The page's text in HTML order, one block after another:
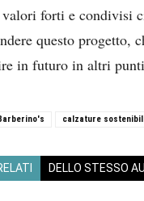
forti e condivisi
questo progetto,
in futuro in altri
calzature
DELLO STESSO